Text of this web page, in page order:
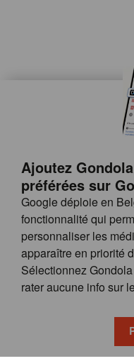
Ajoutez
préférées sur
Google déploie en
fonctionnalité qui
personnaliser les
apparaître en priorité
Sélectionnez
rater aucune info sur
©
wieni